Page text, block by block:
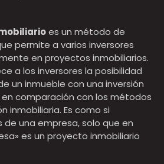
es un método de
permite a varios inversores
en proyectos inmobiliarios.
a los inversores la posibilidad
un inmueble con una inversión
comparación con los métodos
inmobiliaria. Es como si
una empresa, solo que en
es un proyecto inmobiliario